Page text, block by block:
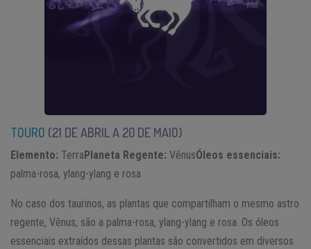
TOURO (21 DE ABRIL A 20 DE MAIO)
Elemento: TerraPlaneta Regente: VênusÓleos essenciais:
palma-rosa, ylang-ylang e rosa
No caso dos taurinos, as plantas que compartilham o mesmo astro
regente, Vênus, são a palma-rosa, ylang-ylang e rosa. Os óleos
essenciais extraídos dessas plantas são convertidos em diversos